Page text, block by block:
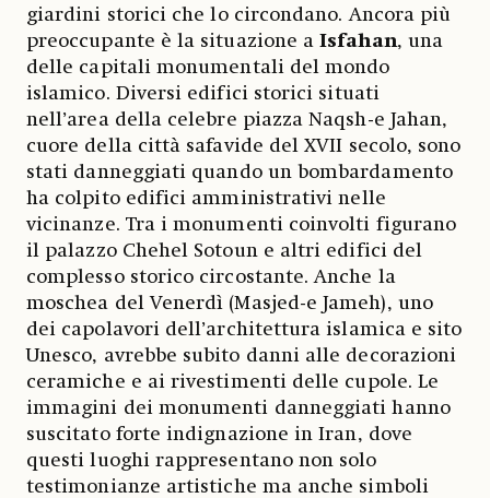
giardini storici che lo circondano. Ancora più
preoccupante è la situazione aIsfahan, una
delle capitali monumentali del mondo
islamico. Diversi edifici storici situati
nell’area della celebre piazza Naqsh-e Jahan,
cuore della città safavide del XVII secolo, sono
stati danneggiati quando un bombardamento
ha colpito edifici amministrativi nelle
vicinanze. Tra i monumenti coinvolti figurano
il palazzo Chehel Sotoun e altri edifici del
complesso storico circostante. Anche la
moschea del Venerdì (Masjed-e Jameh), uno
dei capolavori dell’architettura islamica e sito
Unesco, avrebbe subito danni alle decorazioni
ceramiche e ai rivestimenti delle cupole. Le
immagini dei monumenti danneggiati hanno
suscitato forte indignazione in Iran, dove
questi luoghi rappresentano non solo
testimonianze artistiche ma anche simboli